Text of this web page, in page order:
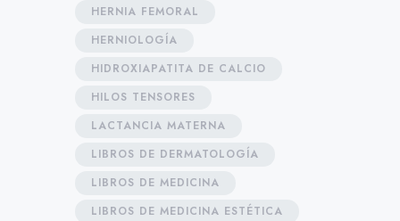
HERNIA FEMORAL
HERNIOLOGÍA
HIDROXIAPATITA DE CALCIO
HILOS TENSORES
LACTANCIA MATERNA
LIBROS DE DERMATOLOGÍA
LIBROS DE MEDICINA
LIBROS DE MEDICINA ESTÉTICA